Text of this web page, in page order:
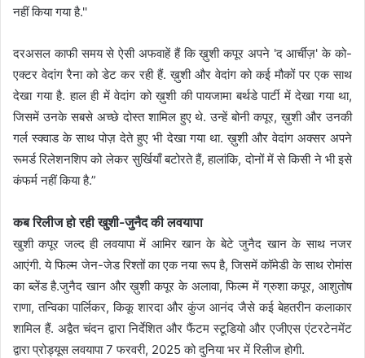
नहीं किया गया है.''
दरअसल काफी समय से ऐसी अफवाहें हैं कि ख़ुशी कपूर अपने 'द आर्चीज़' के को-
एक्टर वेदांग रैना को डेट कर रही हैं. ख़ुशी और वेदांग को कई मौकों पर एक साथ
देखा गया है. हाल ही में वेदांग को ख़ुशी की पायजामा बर्थडे पार्टी में देखा गया था,
जिसमें उनके सबसे अच्छे दोस्त शामिल हुए थे. उन्हें बोनी कपूर, ख़ुशी और उनकी
गर्ल स्क्वाड के साथ पोज़ देते हुए भी देखा गया था. ख़ुशी और वेदांग अक्सर अपने
रूमर्ड रिलेशनशिप को लेकर सुर्खियाँ बटोरते हैं, हालांकि, दोनों में से किसी ने भी इसे
कंफर्म नहीं किया है.”
कब रिलीज हो रही खुशी-जुनैद की लवयापा
खुशी कपूर जल्द ही लवयापा में आमिर खान के बेटे जुनैद खान के साथ नजर
आएंगी. ये फिल्म जेन-जेड रिश्तों का एक नया रूप है, जिसमें कॉमेडी के साथ रोमांस
का ब्लेंड है.जुनैद खान और ख़ुशी कपूर के अलावा, फिल्म में ग्रुशा कपूर, आशुतोष
राणा, तन्विका पार्लिकर, किकू शारदा और कुंज आनंद जैसे कई बेहतरीन कलाकार
शामिल हैं. अद्वैत चंदन द्वारा निर्देशित और फैंटम स्टूडियो और एजीएस एंटरटेनमेंट
द्वारा प्रोड्यूस लवयापा 7 फरवरी, 2025 को दुनिया भर में रिलीज होगी.